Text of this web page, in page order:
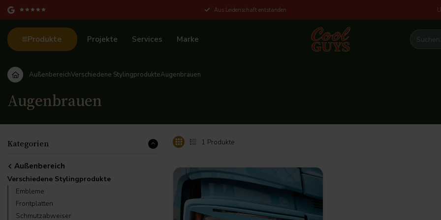
Aus Leidenschaft entstanden
Produkte Projekte Services Marke
AußenbereichVerschiedene StylingprodukteAugenbrauen
Augenbrauen
Kategorien
Außenbereich
Verschiedene Stylingprodukte
Embleme
Frontplatten
Schmutzabweiser
1 Produkte